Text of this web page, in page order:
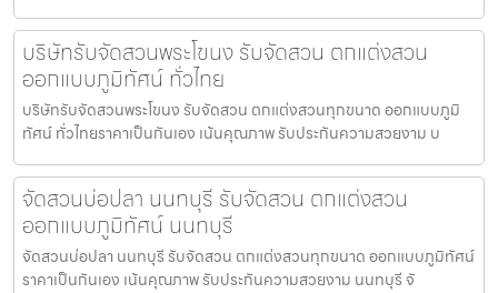
บริษัทรับจัดสวนพระโขนง รับจัดสวน ตกแต่งสวน
ออกแบบภูมิทัศน์ ทั่วไทย
บริษัทรับจัดสวนพระโขนง รับจัดสวน ตกแต่งสวนทุกขนาด ออกแบบภูมิ
ทัศน์ ทั่วไทยราคาเป็นกันเอง เน้นคุณภาพ รับประกันความสวยงาม บ
จัดสวนบ่อปลา นนทบุรี รับจัดสวน ตกแต่งสวน
ออกแบบภูมิทัศน์ นนทบุรี
จัดสวนบ่อปลา นนทบุรี รับจัดสวน ตกแต่งสวนทุกขนาด ออกแบบภูมิทัศน์
ราคาเป็นกันเอง เน้นคุณภาพ รับประกันความสวยงาม นนทบุรี จั